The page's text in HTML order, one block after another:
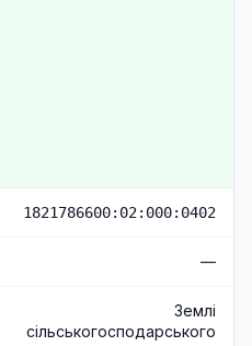
1821786600:02:000:0402
—
Землі
сільськогосподарського